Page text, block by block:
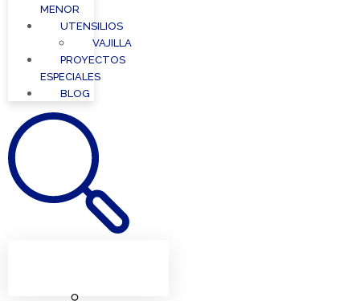
MENOR
UTENSILIOS
VAJILLA
PROYECTOS
ESPECIALES
BLOG